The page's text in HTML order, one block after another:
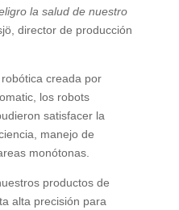
la salud de nuestro
director de producción
creada por
los robots
satisfacer la
manejo de
monótonas.
productos de
alta precisión para